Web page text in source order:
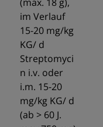
(max. 18 g),
im Verlauf
15-20 mg/kg
KG/ d
Streptomyci
n i.v. oder
i.m. 15-20
mg/kg KG/ d
(ab > 60 J.